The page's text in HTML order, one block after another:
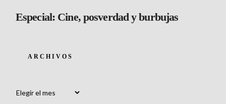
Especial: Cine, posverdad y burbujas
ARCHIVOS